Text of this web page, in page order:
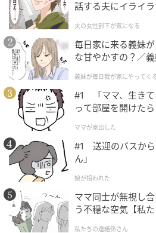
エキサイトニュース
話する夫にイライ
夫の女性部下が気になる
毎日家に来る義妹
な甘やかすの？／
が】
義妹が毎日我が家にやってく
#1 「ママ、生きて
って部屋を開けたら
ママが家出した
#1 送迎のバスから
ん」
娘が拐われた
ママ同士が無視し
う不穏な空気【私た
私たちの連絡係さん